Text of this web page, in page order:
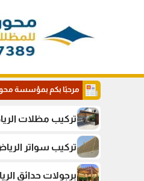
مرحبًا بكم بمؤسسة
تركيب مظلات
تركيب سواتر
برجولات حدائق